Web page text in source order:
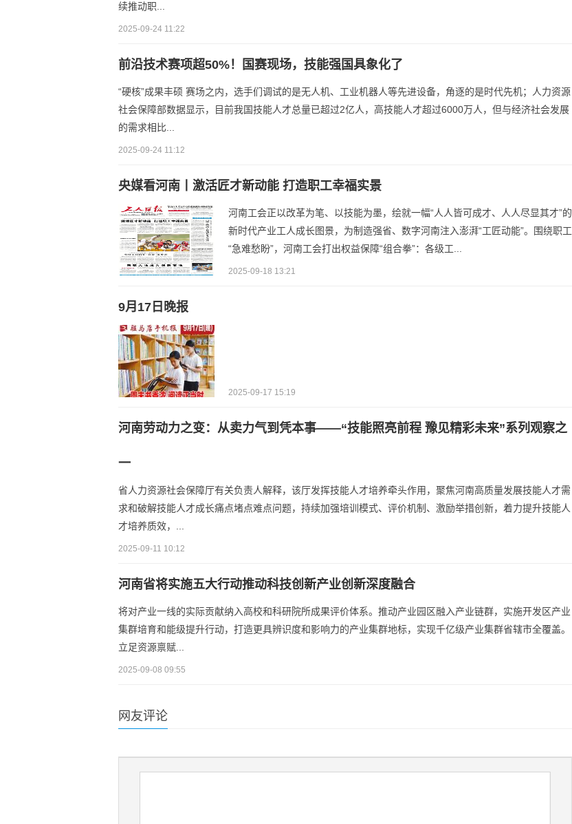
续推动职...
2025-09-24 11:22
前沿技术赛项超50%！国赛现场，技能强国具象化了
“硬核”成果丰硕 赛场之内，选手们调试的是无人机、工业机器人等先进设备，角逐的是时代先机；人力资源
社会保障部数据显示，目前我国技能人才总量已超过2亿人，高技能人才超过6000万人，但与经济社会发展
的需求相比...
2025-09-24 11:12
央媒看河南丨激活匠才新动能 打造职工幸福实景
河南工会正以改革为笔、以技能为墨，绘就一幅“人人皆可成才、人人尽显其才”的
新时代产业工人成长图景，为制造强省、数字河南注入澎湃“工匠动能”。围绕职工
“急难愁盼”，河南工会打出权益保障“组合拳”：各级工...
2025-09-18 13:21
9月17日晚报
2025-09-17 15:19
河南劳动力之变：从卖力气到凭本事——“技能照亮前程 豫见精彩未来”系列观察之
一
省人力资源社会保障厅有关负责人解释，该厅发挥技能人才培养牵头作用，聚焦河南高质量发展技能人才需
求和破解技能人才成长痛点堵点难点问题，持续加强培训模式、评价机制、激励举措创新，着力提升技能人
才培养质效，...
2025-09-11 10:12
河南省将实施五大行动推动科技创新产业创新深度融合
将对产业一线的实际贡献纳入高校和科研院所成果评价体系。推动产业园区融入产业链群，实施开发区产业
集群培育和能级提升行动，打造更具辨识度和影响力的产业集群地标，实现千亿级产业集群省辖市全覆盖。
立足资源禀赋...
2025-09-08 09:55
网友评论